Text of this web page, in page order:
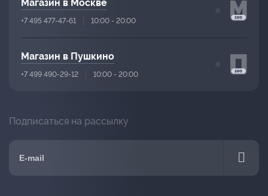
Магазин в Москве
+7 495 477-47-61 10:00 - 20:00
Магазин в Пушкино
+7 499 490-29-12 10:00 - 20:00
Подписаться на рассылку